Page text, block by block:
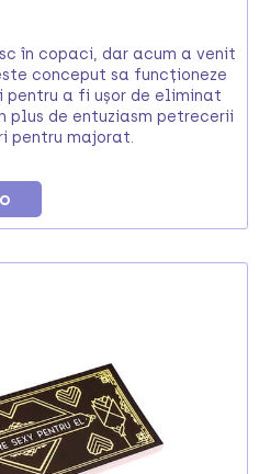
în copaci, dar acum a venit
conceput sa funcționeze
pentru a fi ușor de eliminat
plus de entuziasm petrecerii
pentru majorat.